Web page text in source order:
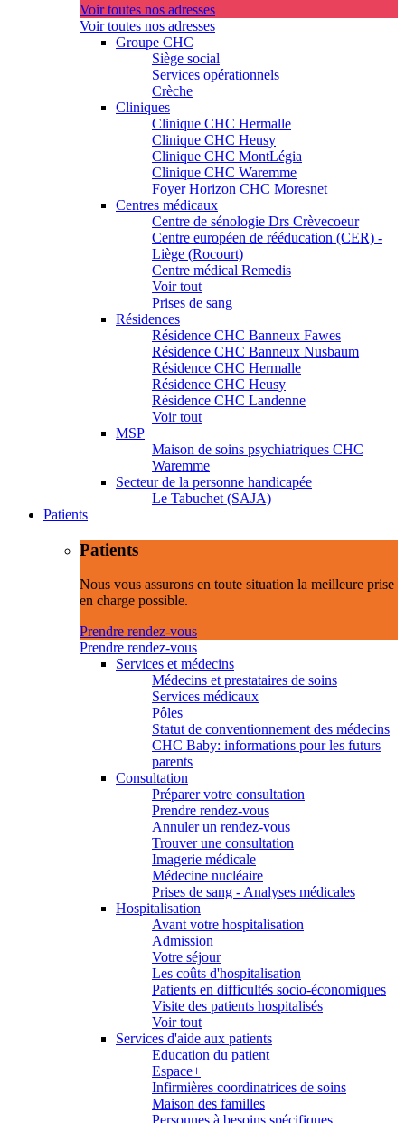
Voir toutes nos adresses
Voir toutes nos adresses
Groupe CHC
Siège social
Services opérationnels
Crèche
Cliniques
Clinique CHC Hermalle
Clinique CHC Heusy
Clinique CHC MontLégia
Clinique CHC Waremme
Foyer Horizon CHC Moresnet
Centres médicaux
Centre de sénologie Drs Crèvecoeur
Centre européen de rééducation (CER) -
Liège (Rocourt)
Centre médical Remedis
Voir tout
Prises de sang
Résidences
Résidence CHC Banneux Fawes
Résidence CHC Banneux Nusbaum
Résidence CHC Hermalle
Résidence CHC Heusy
Résidence CHC Landenne
Voir tout
MSP
Maison de soins psychiatriques CHC
Waremme
Secteur de la personne handicapée
Le Tabuchet (SAJA)
Patients
Patients
Nous vous assurons en toute situation la meilleure prise
en charge possible.
Prendre rendez-vous
Prendre rendez-vous
Services et médecins
Médecins et prestataires de soins
Services médicaux
Pôles
Statut de conventionnement des médecins
CHC Baby: informations pour les futurs
parents
Consultation
Préparer votre consultation
Prendre rendez-vous
Annuler un rendez-vous
Trouver une consultation
Imagerie médicale
Médecine nucléaire
Prises de sang - Analyses médicales
Hospitalisation
Avant votre hospitalisation
Admission
Votre séjour
Les coûts d'hospitalisation
Patients en difficultés socio-économiques
Visite des patients hospitalisés
Voir tout
Services d'aide aux patients
Education du patient
Espace+
Infirmières coordinatrices de soins
Maison des familles